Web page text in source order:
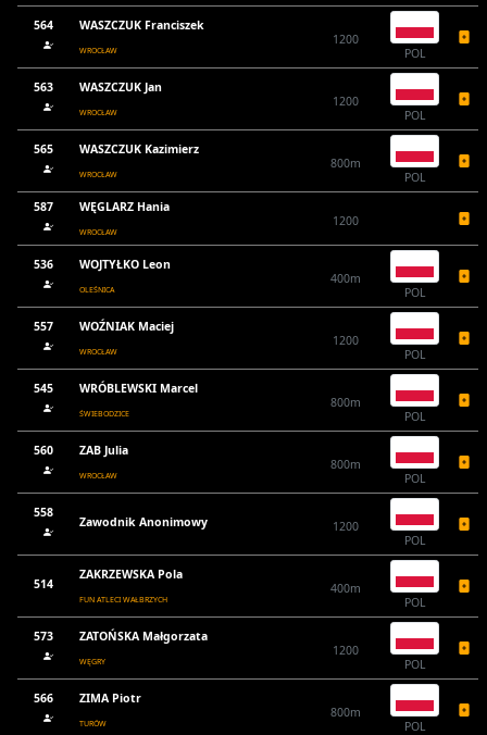
564 WASZCZUK Franciszek
WROCŁAW
1200
POL
563 WASZCZUK Jan
WROCŁAW
1200
POL
565 WASZCZUK Kazimierz
WROCŁAW
800m
POL
587
WĘGLARZ Hania
WROCŁAW
1200
536 WOJTYŁKO Leon
OLEŚNICA
400m
POL
557 WOŹNIAK Maciej
WROCŁAW
1200
POL
545 WRÓBLEWSKI Marcel
ŚWIEBODZICE
800m
POL
560 ZAB Julia
WROCŁAW
800m
POL
558
Zawodnik Anonimowy
1200
POL
514
ZAKRZEWSKA Pola
FUN ATLECI WAŁBRZYCH
400m
POL
573 ZATOŃSKA Małgorzata
WĘGRY
1200
POL
566 ZIMA Piotr
TURÓW
800m
POL